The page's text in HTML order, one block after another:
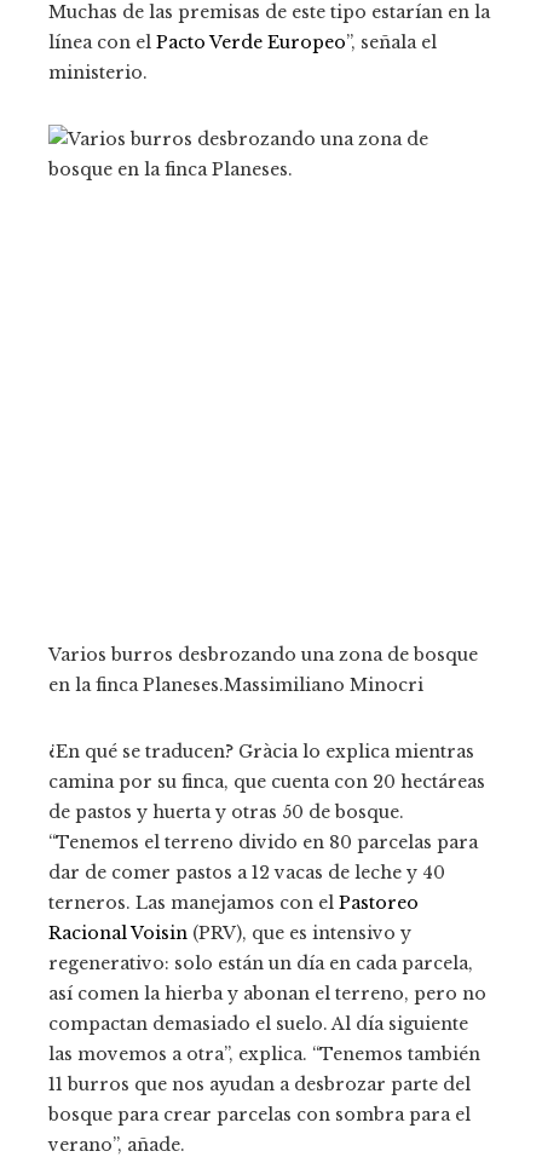
Muchas de las premisas de este tipo estarían en la
línea con el Pacto Verde Europeo”, señala el
ministerio.
Varios burros desbrozando una zona de bosque
en la finca Planeses.Massimiliano Minocri
¿En qué se traducen? Gràcia lo explica mientras
camina por su finca, que cuenta con 20 hectáreas
de pastos y huerta y otras 50 de bosque.
“Tenemos el terreno divido en 80 parcelas para
dar de comer pastos a 12 vacas de leche y 40
terneros. Las manejamos con el Pastoreo
Racional Voisin (PRV), que es intensivo y
regenerativo: solo están un día en cada parcela,
así comen la hierba y abonan el terreno, pero no
compactan demasiado el suelo. Al día siguiente
las movemos a otra”, explica. “Tenemos también
11 burros que nos ayudan a desbrozar parte del
bosque para crear parcelas con sombra para el
verano”, añade.